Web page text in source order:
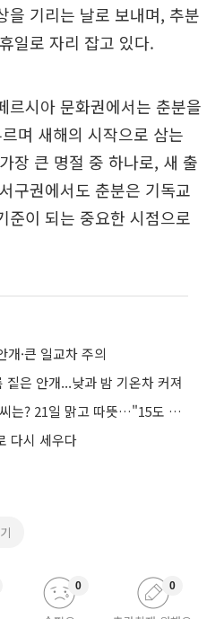
을 기리는 날로 보내며, 추분
일로 자리 잡고 있다.
르시아 문화권에서는 춘분을
며 새해의 시작으로 삼는
장 큰 명절 중 하나로, 새 출
구권에서도 춘분은 기독교
준이 되는 중요한 시점으로
·큰 일교차 주의
짙은 안개...낮과 밤 기온차 커져
BTS 광화문 공연 당일 날씨는? 21일 맑고 따뜻…"15도 이상 큰 일교차 주의"
다시 세우다
0 0